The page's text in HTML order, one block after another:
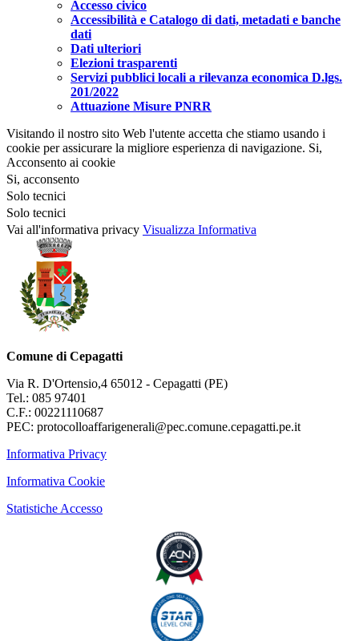
Accesso civico
Accessibilità e Catalogo di dati, metadati e banche
dati
Dati ulteriori
Elezioni trasparenti
Servizi pubblici locali a rilevanza economica D.lgs.
201/2022
Attuazione Misure PNRR
Visitando il nostro sito Web l'utente accetta che stiamo usando i
cookie per assicurare la migliore esperienza di navigazione. Si,
Acconsento ai cookie
Si, acconsento
Solo tecnici
Solo tecnici
Vai all'informativa privacy Visualizza Informativa
Comune di Cepagatti
Via R. D'Ortensio,4 65012 - Cepagatti (PE)
Tel.: 085 97401
C.F.: 00221110687
PEC: protocolloaffarigenerali@pec.comune.cepagatti.pe.it
Informativa Privacy
Informativa Cookie
Statistiche Accesso